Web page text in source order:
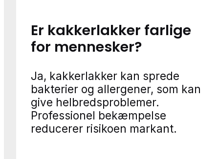
Er kakkerlakker farlige
for mennesker?
Ja, kakkerlakker kan sprede
bakterier og allergener, som kan
give helbredsproblemer.
Professionel bekæmpelse
reducerer risikoen markant.